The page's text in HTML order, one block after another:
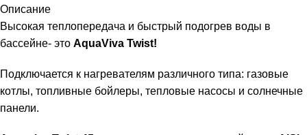
Описание
Высокая теплопередача и быстрый подогрев воды в
бассейне- это AquaViva Twist!
Подключается к нагревателям различного типа: газовые
котлы, топливные бойлеры, тепловые насосы и солнечные
панели.